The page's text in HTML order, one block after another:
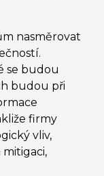
nasměrovat
se budou
budou při
firmy
vliv,